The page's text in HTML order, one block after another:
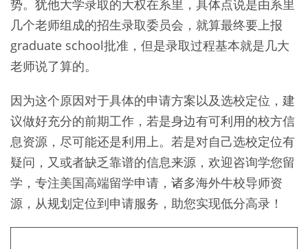
势。犹他大学录取的大权在系里，具体点说是由系里
几个老师组成的招生录取委员会，就算最终要上报
graduate school批准，但是录取过程基本就是几大
老师说了算的。
因为这个原因对于具体的申请方案以及选校定位，建
议做好充分的前期工作，若是身边有可利用的校方信
息资源，尽可能还是利用上。若是对自己选校定位有
疑问，又或者缺乏靠谱的信息来源，欢迎咨询学您留
学，专注美国高端留学申请，诸多海外牛校导师资
源，从规划定位到申请服务，助您实现低分高录！